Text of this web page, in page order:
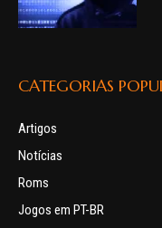
CATEGORIAS
Artigos
Notícias
Roms
Jogos em PT-BR